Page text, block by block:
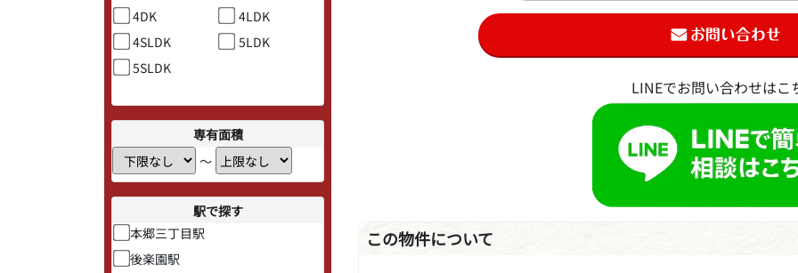
4DK
4LDK
4SLDK
5LDK
5SLDK
専有面積
〜
駅で探す
本郷三丁目駅
後楽園駅
LINEでお問い合わせはこ
この物件について